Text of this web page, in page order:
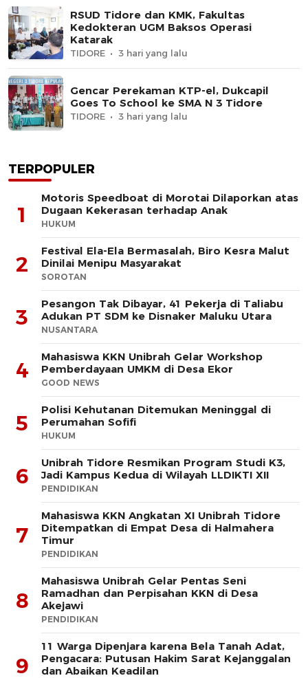
RSUD Tidore dan KMK, Fakultas
Kedokteran UGM Baksos Operasi
Katarak
TIDORE 3 hari yang lalu
Gencar Perekaman KTP-el, Dukcapil
Goes To School ke SMA N 3 Tidore
TIDORE 3 hari yang lalu
TERPOPULER
1
Motoris Speedboat di Morotai Dilaporkan atas
Dugaan Kekerasan terhadap Anak
HUKUM
2
Festival Ela-Ela Bermasalah, Biro Kesra Malut
Dinilai Menipu Masyarakat
SOROTAN
3
Pesangon Tak Dibayar, 41 Pekerja di Taliabu
Adukan PT SDM ke Disnaker Maluku Utara
NUSANTARA
4
Mahasiswa KKN Unibrah Gelar Workshop
Pemberdayaan UMKM di Desa Ekor
GOOD NEWS
5
Polisi Kehutanan Ditemukan Meninggal di
Perumahan Sofifi
HUKUM
6
Unibrah Tidore Resmikan Program Studi K3,
Jadi Kampus Kedua di Wilayah LLDIKTI XII
PENDIDIKAN
7
Mahasiswa KKN Angkatan XI Unibrah Tidore
Ditempatkan di Empat Desa di Halmahera
Timur
PENDIDIKAN
8
Mahasiswa Unibrah Gelar Pentas Seni
Ramadhan dan Perpisahan KKN di Desa
Akejawi
PENDIDIKAN
9
11 Warga Dipenjara karena Bela Tanah Adat,
Pengacara: Putusan Hakim Sarat Kejanggalan
dan Abaikan Keadilan